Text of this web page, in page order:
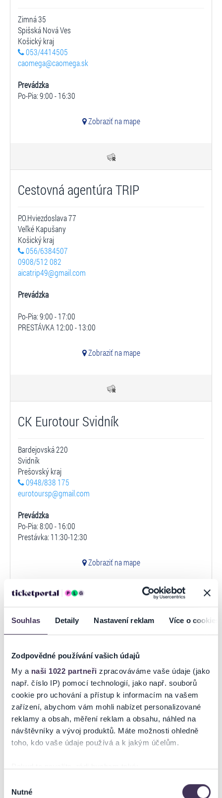
Souhlas Detaily Nastavení reklam Více o cookies
Zodpovědné používání vašich údajů
My a naši 1022 partneři zpracováváme vaše údaje (jako
např. číslo IP) pomocí technologií, jako např. souborů
cookie pro uchování a přístup k informacím na vašem
zařízení, abychom vám mohli nabízet personalizované
reklamy a obsah, měření reklam a obsahu, náhled na
návštěvníky a vývoj produktů. Máte možnosti ohledně
toho, kdo vaše údaje používá a k jakým účelům.
které mohou být přesné na několik metrů
souhlasu
Nutné
Zimná 35
Spišská Nová Ves
Košický kraj
053/4414505
caomega@caomega.sk
Prevádzka
Po-Pia: 9:00 - 16:30
Zobraziť na mape
Cestovná agentúra TRIP
P.O.Hviezdoslava 77
Veľké Kapušany
Košický kraj
056/6384507
0908/512 082
aicatrip49@gmail.com
Prevádzka
Po-Pia: 9:00 - 17:00
PRESTÁVKA 12:00 - 13:00
Zobraziť na mape
CK Eurotour Svidník
Bardejovská 220
Svidník
Prešovský kraj
0948/838 175
eurotoursp@gmail.com
Prevádzka
Po-Pia: 8:00 - 16:00
Prestávka: 11:30-12:30
Zobraziť na mape
CK Eurotour, s.r.o.
Hlavná 52
Stropkov
Prešovský kraj
0948/987 822
eurotoursp@gmail.com
Prevádzka
Po-Pia: 8:00 - 15:00